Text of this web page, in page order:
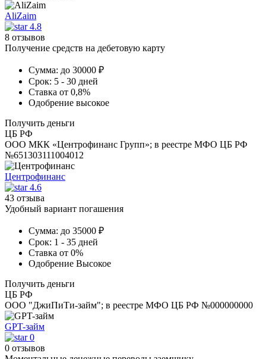
AliZaim
4.8
8 отзывов
Получение средств на дебетовую карту
Сумма: до 30000 ₽
Срок: 5 - 30 дней
Ставка от 0,8%
Одобрение высокое
Получить деньги
ЦБ РФ
ООО МКК «Центрофинанс Групп»; в реестре МФО ЦБ РФ
№651303111004012
Центрофинанс
4.6
43 отзыва
Удобный вариант погашения
Сумма: до 35000 ₽
Срок: 1 - 35 дней
Ставка от 0%
Одобрение Высокое
Получить деньги
ЦБ РФ
ООО "ДжиПиТи-займ"; в реестре МФО ЦБ РФ №000000000
GPT-займ
0
0 отзывов